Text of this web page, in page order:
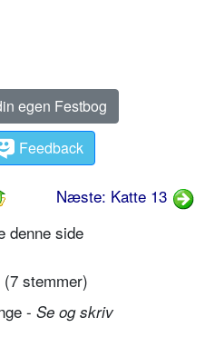
egen Festbog
Feedback
Næste: Katte 13
denne side
(7 stemmer)
- Se og skriv